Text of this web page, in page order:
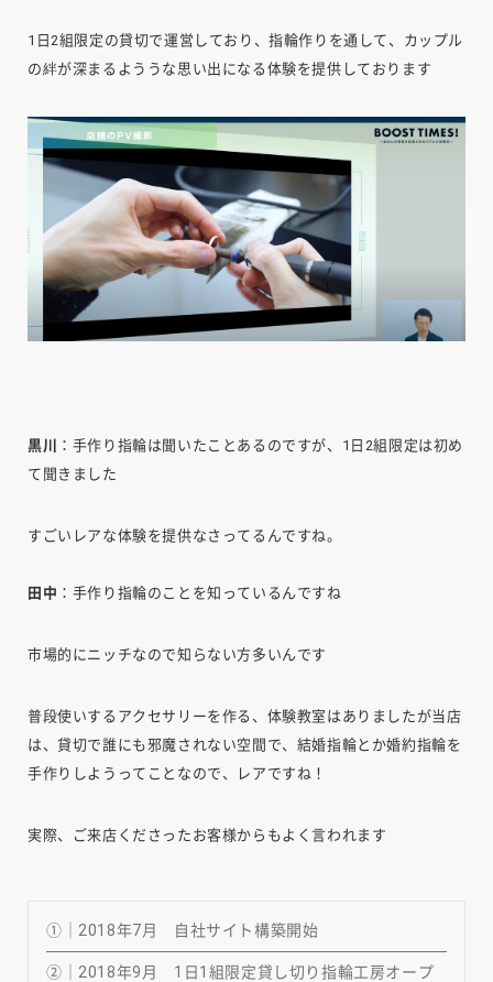
1日2組限定の貸切で運営しており、指輪作りを通して、カップル
の絆が深まるよううな思い出になる体験を提供しております
黒川 ：手作り指輪は聞いたことあるのですが、1日2組限定は初め
て聞きました
すごいレアな体験を提供なさってるんですね。
田中 ：手作り指輪のことを知っているんですね
市場的にニッチなので知らない方多いんです
普段使いするアクセサリーを作る、体験教室はありましたが当店
は、貸切で誰にも邪魔されない空間で、結婚指輪とか婚約指輪を
手作りしようってことなので、レアですね！
実際、ご来店くださったお客様からもよく言われます
①｜2018年7月 自社サイト構築開始
②｜2018年9月 1日1組限定貸し切り指輪工房オープ